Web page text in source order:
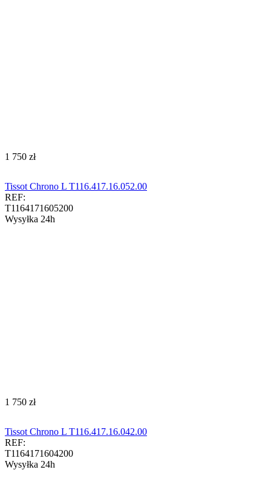
‍1 750‍ zł
Tissot Chrono L T116.417.16.052.00
REF:
T1164171605200
Wysyłka 24h
‍1 750‍ zł
Tissot Chrono L T116.417.16.042.00
REF:
T1164171604200
Wysyłka 24h